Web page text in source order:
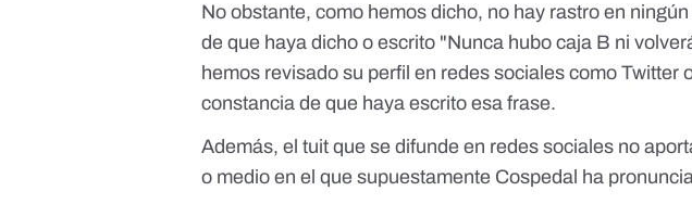
No obstante, como hemos dicho, no hay rastro en
de que haya dicho o escrito "Nunca hubo caja B ni
hemos revisado su perfil en redes sociales como Twitter
constancia de que haya escrito esa frase.
Además, el tuit que se difunde en redes sociales no
o medio en el que supuestamente Cospedal ha